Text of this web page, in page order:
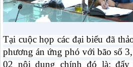
Tại cuộc họp các đại biểu đã
phương án ứng phó với bão số
02 nội dung chính đó là: đẩy